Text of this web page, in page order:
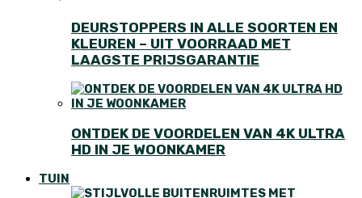
DEURSTOPPERS IN ALLE SOORTEN EN
KLEUREN – UIT VOORRAAD MET
LAAGSTE PRIJSGARANTIE
ONTDEK DE VOORDELEN VAN 4K ULTRA
HD IN JE WOONKAMER
TUIN